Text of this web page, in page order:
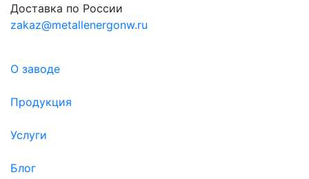
Доставка по России
zakaz@metallenergonw.ru
О заводе
Продукция
Услуги
Блог